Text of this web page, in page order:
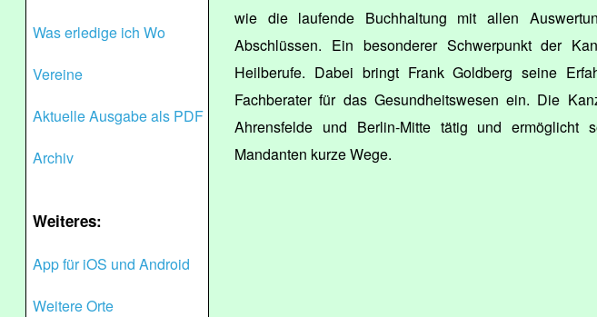
Was erledige ich Wo
Vereine
Aktuelle Ausgabe als PDF
Archiv
Weiteres:
App für iOS und Android
Weitere Orte
wie die laufende Buchhaltung mit allen
Abschlüssen. Ein besonderer Schwerpunkt der
Heilberufe. Dabei bringt Frank Goldberg seine
Fachberater für das Gesundheitswesen ein. Die
Ahrensfelde und Berlin-Mitte tätig und ermöglicht
Mandanten kurze Wege.